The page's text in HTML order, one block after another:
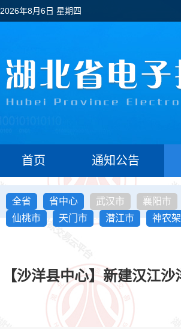
2026年8月6日 星期四
首页 通知公告
全省 省中心 武汉市 襄阳市
仙桃市
天门市 潜江市 神农架
【沙洋县中心】新建汉江